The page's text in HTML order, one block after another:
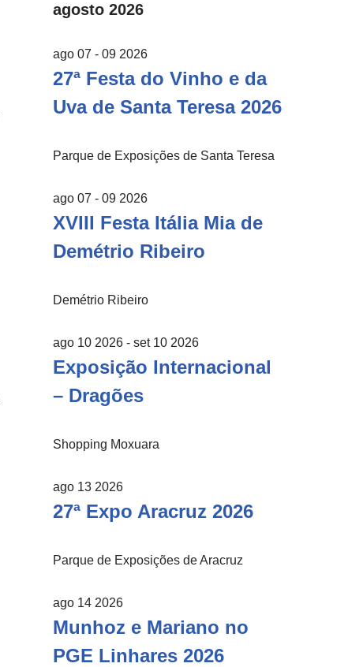
agosto 2026
ago 07 - 09 2026
27ª Festa do Vinho e da
Uva de Santa Teresa 2026
Parque de Exposições de Santa Teresa
ago 07 - 09 2026
XVIII Festa Itália Mia de
Demétrio Ribeiro
Demétrio Ribeiro
ago 10 2026 - set 10 2026
Exposição Internacional
– Dragões
Shopping Moxuara
ago 13 2026
27ª Expo Aracruz 2026
Parque de Exposições de Aracruz
ago 14 2026
Munhoz e Mariano no
PGE Linhares 2026